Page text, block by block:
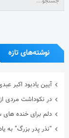
نوشته‌های تازه
آیین یادبود اکبر
در نکوداشت مردی
دلم برای خنده
“نذر پدر بزرگ” به